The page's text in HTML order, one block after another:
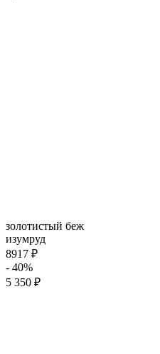
золотистый беж
изумруд
8917 ₽
- 40%
5 350 ₽